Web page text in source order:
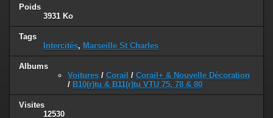
Poids
3931 Ko
Tags
Intercités, Marseille St Charles
Albums
Voitures / Corail / Corail+ & Nouvelle Décoration
/ B10(r)tu & B11(r)tu VTU 75, 78 & 80
Visites
12530